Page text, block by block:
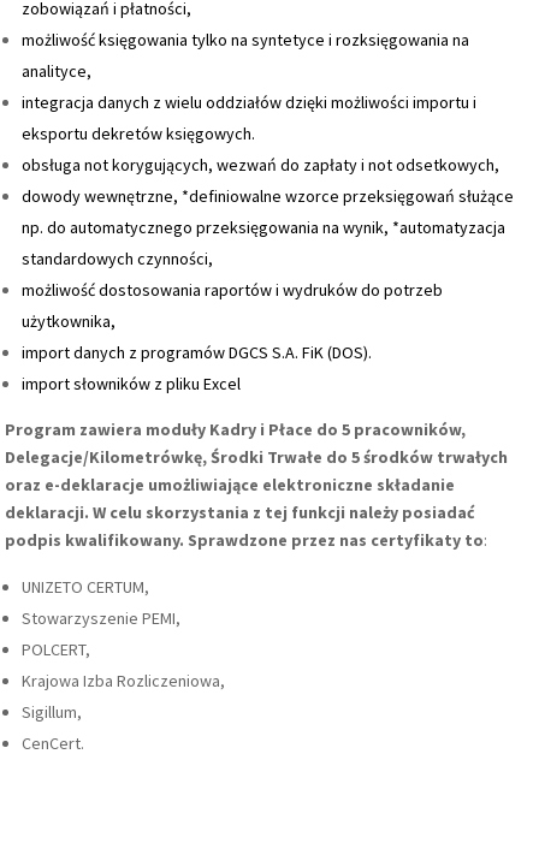
zobowiązań i płatności,
możliwość księgowania tylko na syntetyce i rozksięgowania na
analityce,
integracja danych z wielu oddziałów dzięki możliwości importu i
eksportu dekretów księgowych.
obsługa not korygujących, wezwań do zapłaty i not odsetkowych,
dowody wewnętrzne, *definiowalne wzorce przeksięgowań służące
np. do automatycznego przeksięgowania na wynik, *automatyzacja
standardowych czynności,
możliwość dostosowania raportów i wydruków do potrzeb
użytkownika,
import danych z programów DGCS S.A. FiK (DOS).
import słowników z pliku Excel
Program zawiera moduły Kadry i Płace do 5 pracowników,
Delegacje/Kilometrówkę, Środki Trwałe do 5 środków trwałych
oraz e-deklaracje umożliwiające elektroniczne składanie
deklaracji. W celu skorzystania z tej funkcji należy posiadać
podpis kwalifikowany. Sprawdzone przez nas certyfikaty to:
UNIZETO CERTUM,
Stowarzyszenie PEMI,
POLCERT,
Krajowa Izba Rozliczeniowa,
Sigillum,
CenCert.